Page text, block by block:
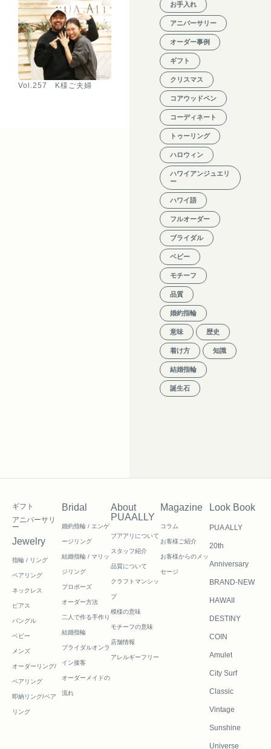
Vol.257 K様ご夫婦
お手入れ
アニバーサリー
オーダー事例
ギフト
クリスマス
コアウッドペン
コーディネート
トゥーリング
ハロウィン
ハワイアンジュエリ
ー
ハワイ語
フルオーダー
ブライダル
ベビー
モチーフ
品質
婚約指輪
意味 歴史
着け方 知識
結婚指輪
誕生石
ギフト
アニバーサリ
ー
Jewelry
指輪 / リング
ペアリング
ネックレス
ピアス
バングル
ベビー
メンズ
オーダーリング/
ペアリング
即納リング/ペア
リング
Bridal
婚約指輪 / エンゲ
ージリング
結婚指輪 / マリッ
ジリング
プロポーズ
オーダー方法
二人で作る手作り
結婚指輪
ブライダルオンラ
イン接客
オーダーメイドの
流れ
About
PUAALLY
プアアリについて
スタッフ紹介
品質について
クラフトマンシッ
プ
模様の意味
モチーフの意味
店舗情報
アレルギーフリー
Magazine
コラム
お客様ご紹介
お客様からのメッ
セージ
Look Book
PUA ALLY
20th
Anniversary
BRAND-NEW
HAWAII
DESTINY
COIN
Amulet
City Surf
Classic
Vintage
Sunshine
Universe